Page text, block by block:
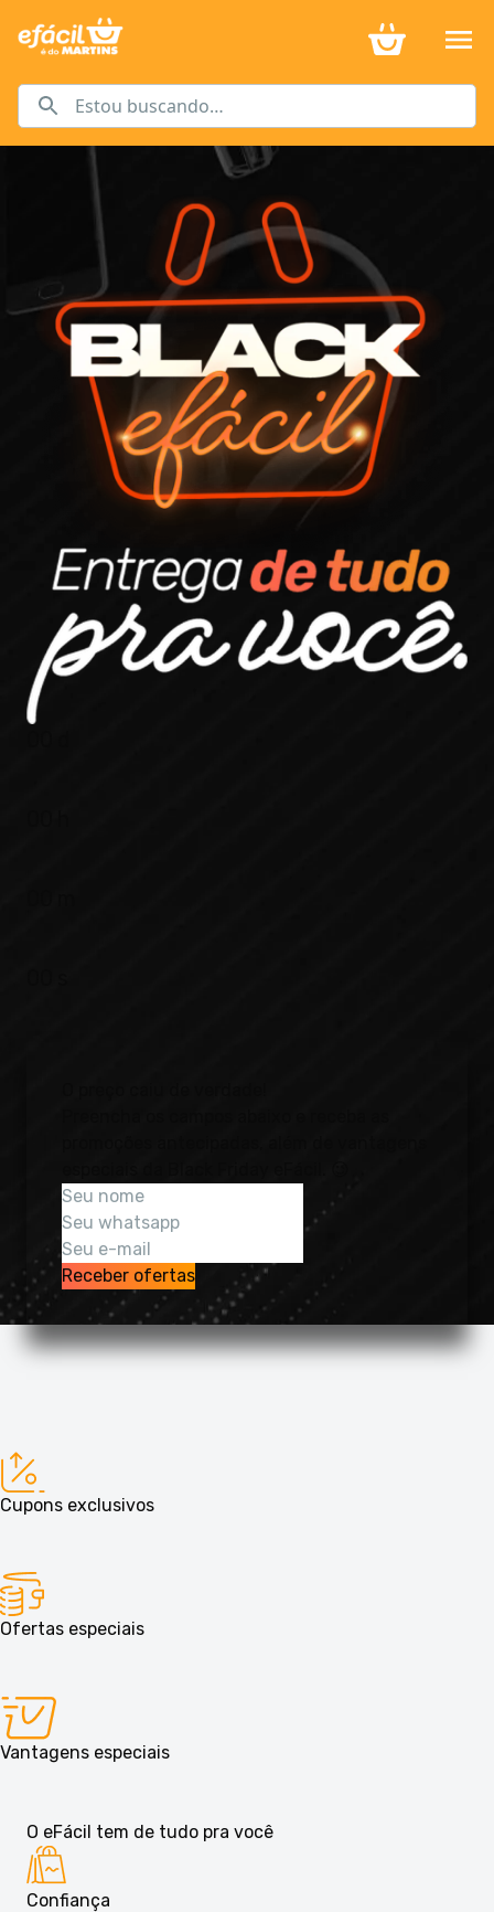
Receber ofertas
Cupons exclusivos
Ofertas especiais
Vantagens especiais
O eFácil tem de tudo pra você
Confiança
BLACK-FRIDAY | eFácil